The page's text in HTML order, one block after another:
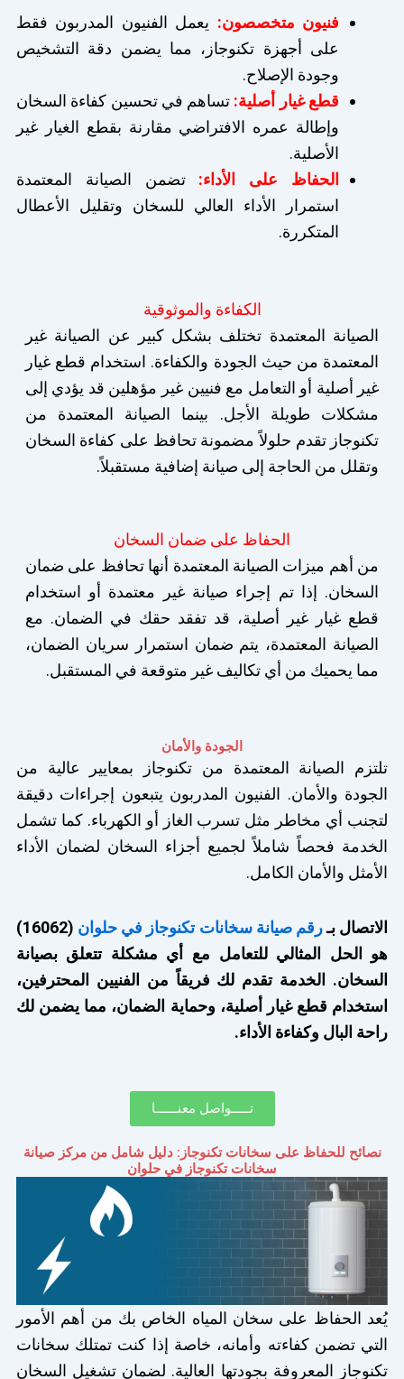
فنيون متخصصون: يعمل الفنيون المدربون فقط
على أجهزة تكنوجاز، مما يضمن دقة التشخيص
وجودة الإصلاح.
قطع غيار أصلية: تساهم في تحسين كفاءة السخان
وإطالة عمره الافتراضي مقارنة بقطع الغيار غير
الأصلية.
الحفاظ على الأداء: تضمن الصيانة المعتمدة
استمرار الأداء العالي للسخان وتقليل الأعطال
المتكررة.
الكفاءة والموثوقية
الصيانة المعتمدة تختلف بشكل كبير عن الصيانة غير
المعتمدة من حيث الجودة والكفاءة. استخدام قطع غيار
غير أصلية أو التعامل مع فنيين غير مؤهلين قد يؤدي إلى
مشكلات طويلة الأجل. بينما الصيانة المعتمدة من
تكنوجاز تقدم حلولاً مضمونة تحافظ على كفاءة السخان
وتقلل من الحاجة إلى صيانة إضافية مستقبلاً.
الحفاظ على ضمان السخان
من أهم ميزات الصيانة المعتمدة أنها تحافظ على ضمان
السخان. إذا تم إجراء صيانة غير معتمدة أو استخدام
قطع غيار غير أصلية، قد تفقد حقك في الضمان. مع
الصيانة المعتمدة، يتم ضمان استمرار سريان الضمان،
مما يحميك من أي تكاليف غير متوقعة في المستقبل.
الجودة والأمان
تلتزم الصيانة المعتمدة من تكنوجاز بمعايير عالية من
الجودة والأمان. الفنيون المدربون يتبعون إجراءات دقيقة
لتجنب أي مخاطر مثل تسرب الغاز أو الكهرباء. كما تشمل
الخدمة فحصاً شاملاً لجميع أجزاء السخان لضمان الأداء
الأمثل والأمان الكامل.
الاتصال بـرقم صيانة سخانات تكنوجاز في حلوان
(16062)
هو الحل المثالي للتعامل مع أي مشكلة تتعلق بصيانة
السخان. الخدمة تقدم لك فريقاً من الفنيين المحترفين،
استخدام قطع غيار أصلية، وحماية الضمان، مما يضمن لك
راحة البال وكفاءة الأداء.
تـــــواصل معنــــــا
نصائح للحفاظ على سخانات تكنوجاز: دليل شامل من مركز صيانة
سخانات تكنوجاز في حلوان
يُعد الحفاظ على سخان المياه الخاص بك من أهم الأمور
التي تضمن كفاءته وأمانه، خاصة إذا كنت تمتلك سخانات
تكنوجاز المعروفة بجودتها العالية. لضمان تشغيل السخان